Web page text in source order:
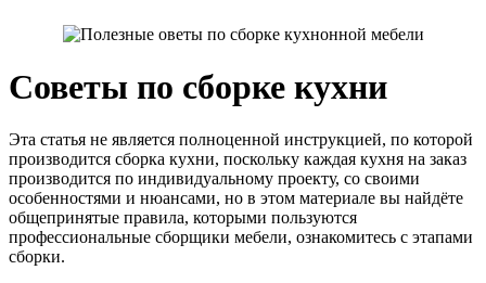
Советы по сборке кухни
Эта статья не является полноценной инструкцией, по которой
производится сборка кухни, поскольку каждая кухня на заказ
производится по индивидуальному проекту, со своими
особенностями и нюансами, но в этом материале вы найдёте
общепринятые правила, которыми пользуются
профессиональные сборщики мебели, ознакомитесь с этапами
сборки.